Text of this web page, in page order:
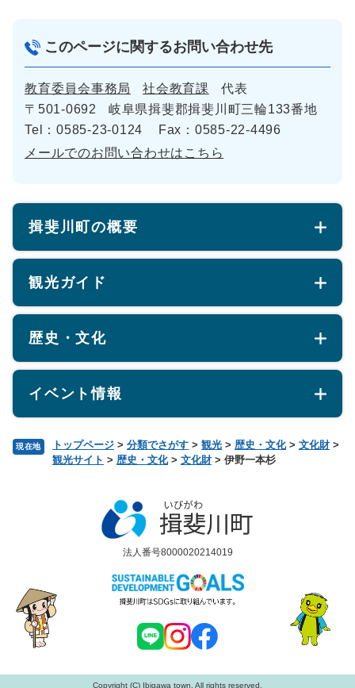
現在地 トップページ > 分類でさがす > 観光 > 歴史・文化 > 文化財>
観光サイト > 歴史・文化> 文化財> 伊野一本杉
このページに関するお問い合わせ先
教育委員会事務局 社会教育課
代表
〒501-0692
岐阜県揖斐郡揖斐川町三輪133番地
Tel：0585-23-0124
Fax：0585-22-4496
メールでのお問い合わせはこちら
揖斐川町の概要
観光ガイド
歴史・文化
イベント情報
法人番号8000020214019
Copyright (C) Ibigawa town. All rights reserved.